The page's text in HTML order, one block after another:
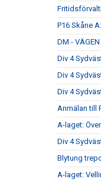
P16 Skåne
DM - VÄGEN
Div 4
Div 4
Div 4
Anmälan till
A-laget:
Div 4
Blytung
A-laget: